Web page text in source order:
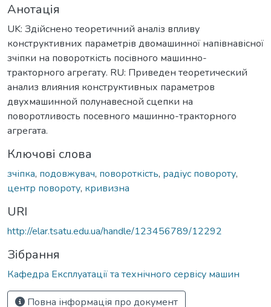
Анотація
UK: Здійснено теоретичний аналіз впливу
конструктивних параметрів двомашинної напівнавісної
зчіпки на повороткість посівного машинно-
тракторного агрегату. RU: Приведен теоретический
анализ влияния конструктивных параметров
двухмашинной полунавесной сцепки на
поворотливость посевного машинно-тракторного
агрегата.
Ключові слова
зчіпка, подовжувач, повороткість, радіус повороту,
центр повороту, кривизна
URI
http://elar.tsatu.edu.ua/handle/123456789/12292
Зібрання
Кафедра Експлуатації та технічного сервісу машин
Повна інформація про документ